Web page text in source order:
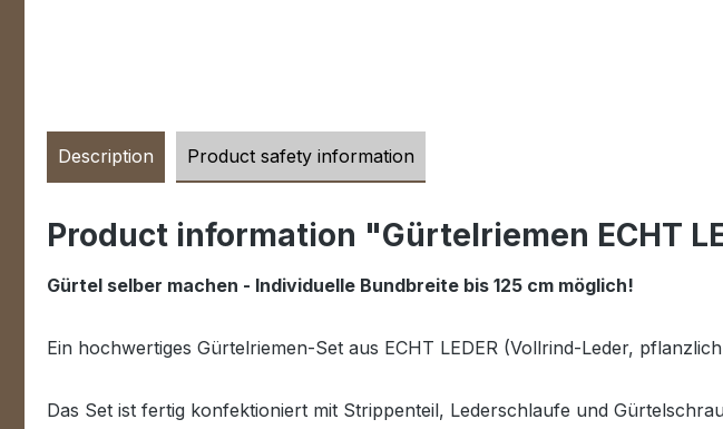
Description Product safety information
Product information "Gürtelriemen ECHT
Gürtel selber machen - Individuelle Bundbreite bis 125 cm möglich!
Ein hochwertiges Gürtelriemen-Set aus ECHT LEDER (Vollrind-Leder,
Das Set ist fertig konfektioniert mit Strippenteil, Lederschlaufe und